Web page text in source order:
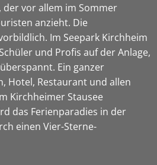
der vor allem im Sommer
anzieht. Die
Im Seepark Kirchheim
und Profis auf der Anlage,
Ein ganzer
Hotel, Restaurant und allen
Kirchheimer Stausee
das Ferienparadies in der
einen Vier-Sterne-